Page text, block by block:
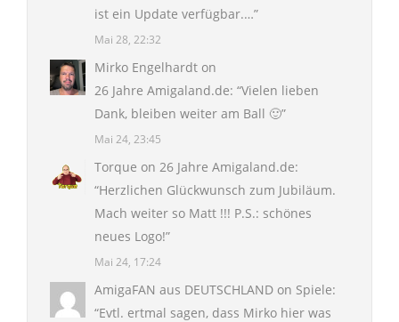
ist ein Update verfügbar.…”
Mai 28, 22:32
Mirko Engelhardt on
26 Jahre Amigaland.de: “Vielen lieben
Dank, bleiben weiter am Ball 🙂”
Mai 24, 23:45
Torque on 26 Jahre Amigaland.de:
“Herzlichen Glückwunsch zum Jubiläum.
Mach weiter so Matt !!! P.S.: schönes
neues Logo!”
Mai 24, 17:24
AmigaFAN aus DEUTSCHLAND on Spiele:
“Evtl. ertmal sagen, dass Mirko hier was